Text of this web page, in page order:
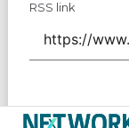
RSS link